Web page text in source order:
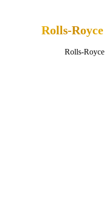
Rolls-Royce
Rolls-Royce